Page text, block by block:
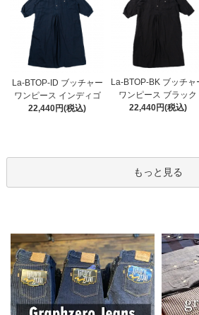
La-BTOP-ID ブッチャー
ワンピース インディゴ
22,440円(税込)
La-BTOP-BK ブッチャ
ワンピース ブラック
22,440円(税込)
もっと見る